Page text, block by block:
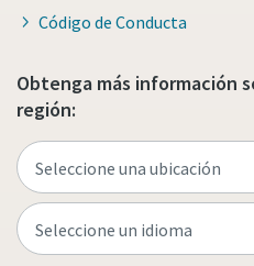
Código de Conducta
Obtenga más información
región: